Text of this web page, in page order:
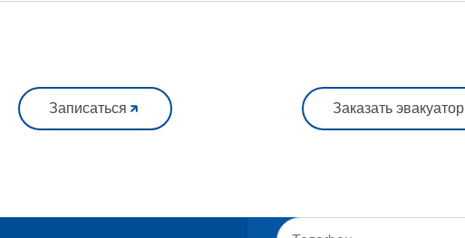
Записаться Заказать эвакуатор